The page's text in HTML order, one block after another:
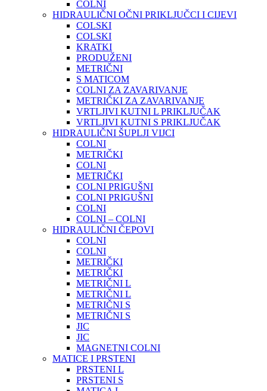
COLNI
HIDRAULIČNI OČNI PRIKLJUČCI I CIJEVI
COLSKI
COLSKI
KRATKI
PRODUŽENI
METRIČNI
S MATICOM
COLNI ZA ZAVARIVANJE
METRIČKI ZA ZAVARIVANJE
VRTLJIVI KUTNI L PRIKLJUČAK
VRTLJIVI KUTNI S PRIKLJUČAK
HIDRAULIČNI ŠUPLJI VIJCI
COLNI
METRIČKI
COLNI
METRIČKI
COLNI PRIGUŠNI
COLNI PRIGUŠNI
COLNI
COLNI – COLNI
HIDRAULIČNI ČEPOVI
COLNI
COLNI
METRIČKI
METRIČKI
METRIČNI L
METRIČNI L
METRIČNI S
METRIČNI S
JIC
JIC
MAGNETNI COLNI
MATICE I PRSTENI
PRSTENI L
PRSTENI S